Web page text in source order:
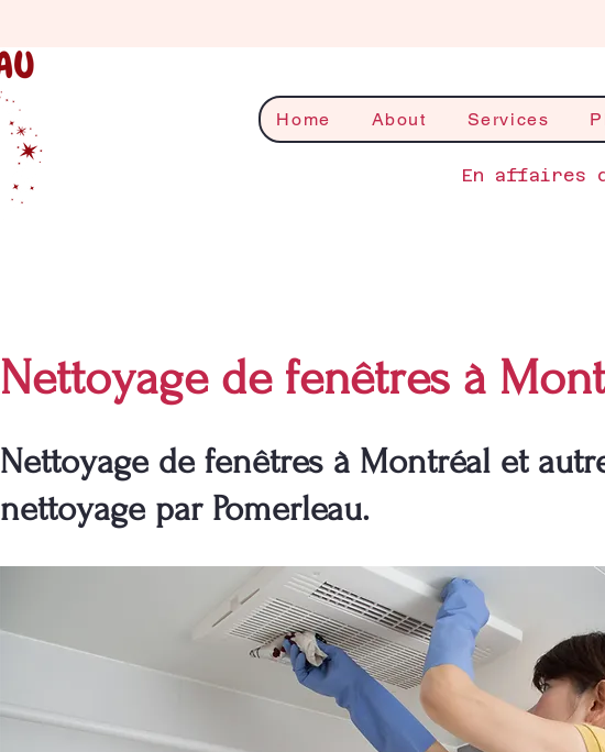
Home About Services
En affaires
Nettoyage de fenêtres à
Nettoyage de fenêtres à Montréal et
nettoyage par Pomerleau.